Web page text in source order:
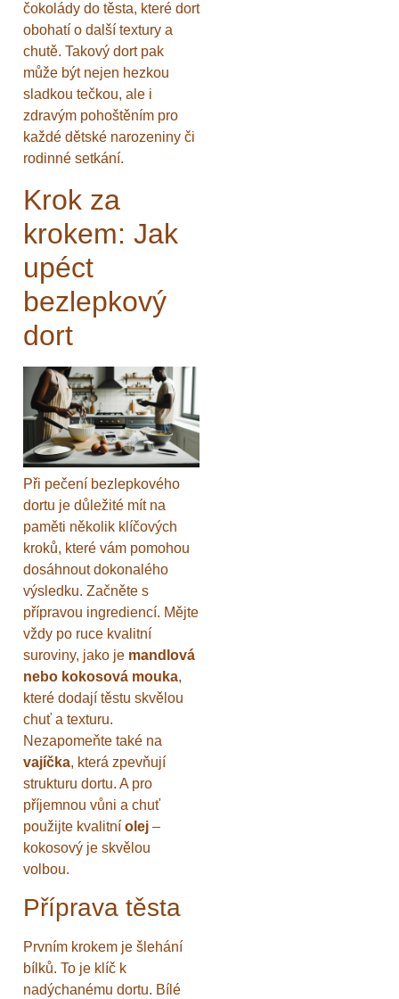
čokolády do těsta, které dort
obohatí o další textury a
chutě. Takový dort pak
může být nejen hezkou
sladkou tečkou, ale i
zdravým pohoštěním pro
každé dětské narozeniny či
rodinné setkání.
Krok za
krokem: Jak
upéct
bezlepkový
dort
Při pečení bezlepkového
dortu je důležité mít na
paměti několik klíčových
kroků, které vám pomohou
dosáhnout dokonalého
výsledku. Začněte s
přípravou ingrediencí. Mějte
vždy po ruce kvalitní
suroviny, jako je mandlová
nebo kokosová mouka,
které dodají těstu skvělou
chuť a texturu.
Nezapomeňte také na
vajíčka, která zpevňují
strukturu dortu. A pro
příjemnou vůni a chuť
použijte kvalitní olej –
kokosový je skvělou
volbou.
Příprava těsta
Prvním krokem je šlehání
bílků. To je klíč k
nadýchanému dortu. Bílé